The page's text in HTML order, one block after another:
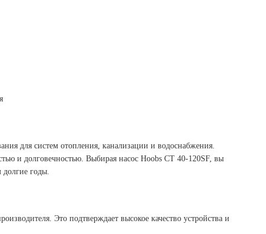
для систем отопления, канализации и водоснабжения.
и долговечностью. Выбирая насос Hoobs CT 40-120SF, вы
долгие годы.
Это подтверждает высокое качество устройства и